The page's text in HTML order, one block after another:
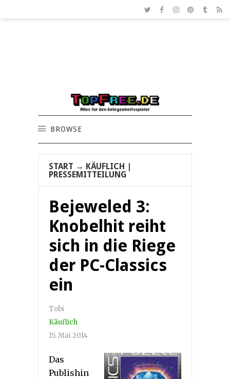
BROWSE
START → KÄUFLICH
PRESSEMITTEILUNG
Bejeweled 3:
Knobelhit reiht
sich in die Riege
der PC-Classics
ein
Tobi
Käuflich
15. Mai 2014
Das
Publishin